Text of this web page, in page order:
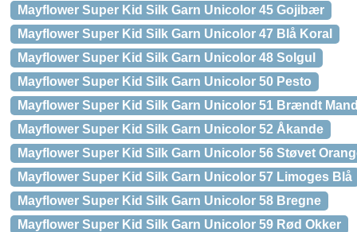
Mayflower Super Kid Silk Garn Unicolor 45 Gojibær
Mayflower Super Kid Silk Garn Unicolor 47 Blå Koral
Mayflower Super Kid Silk Garn Unicolor 48 Solgul
Mayflower Super Kid Silk Garn Unicolor 50 Pesto
Mayflower Super Kid Silk Garn Unicolor 51 Brændt
Mayflower Super Kid Silk Garn Unicolor 52 Åkande
Mayflower Super Kid Silk Garn Unicolor 56 Støvet
Mayflower Super Kid Silk Garn Unicolor 57 Limoges Blå
Mayflower Super Kid Silk Garn Unicolor 58 Bregne
Mayflower Super Kid Silk Garn Unicolor 59 Rød Okker